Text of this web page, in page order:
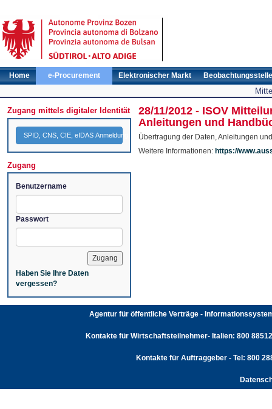
Home e-Procurement Elektronischer Markt Beobachtungsstelle
Zugang mittels digitaler Identität
SPID, CNS, CIE, eIDAS Anmeldung
Zugang
Benutzername
Passwort
Haben Sie Ihre Daten
vergessen?
28/11/2012 - ISOV
Anleitungen und
Übertragung der Daten, Anleitungen
Weitere Informationen: https://
Agentur für öffentliche Verträge -
Kontakte für Wirtschaftsteilnehmer- Italien: 800
Kontakte für Auftraggeber - Tel: 800